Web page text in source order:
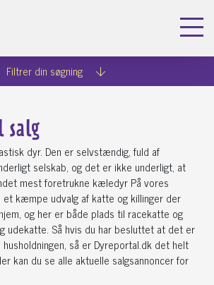
Balineser
Filtrer din søgning
salg
dyr. Den er selvstændig, fuld af
selskab, og det er ikke underligt, at
mest foretrukne kæledyr På vores
et kæmpe udvalg af katte og killinger der
og her er både plads til racekatte og
udekatte. Så hvis du har besluttet at det er
så er Dyreportal.dk det helt
kan du se alle aktuelle salgsannoncer for